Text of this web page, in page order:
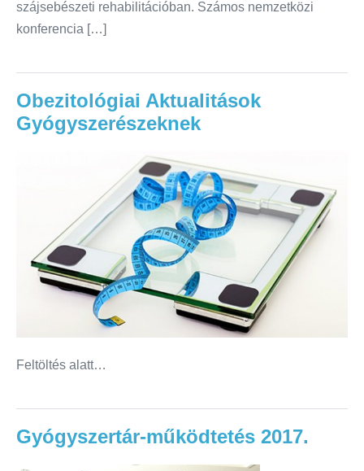
szájsebészeti rehabilitációban. Számos nemzetközi
konferencia […]
Obezitológiai Aktualitások
Gyógyszerészeknek
Feltöltés alatt…
Gyógyszertár-működtetés 2017.